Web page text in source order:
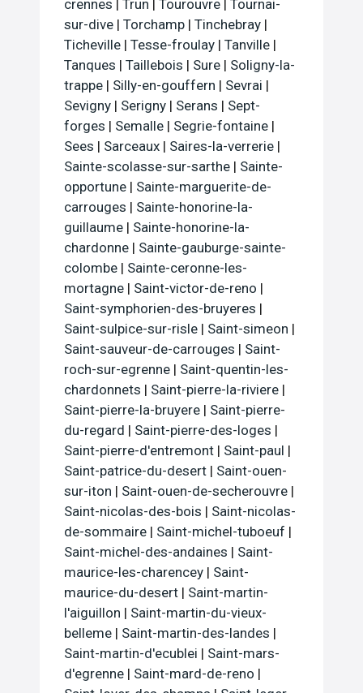
crennes | Trun | Tourouvre | Tournai-
sur-dive | Torchamp | Tinchebray |
Ticheville | Tesse-froulay | Tanville |
Tanques | Taillebois | Sure | Soligny-la-
trappe | Silly-en-gouffern | Sevrai |
Sevigny | Serigny | Serans | Sept-
forges | Semalle | Segrie-fontaine |
Sees | Sarceaux | Saires-la-verrerie |
Sainte-scolasse-sur-sarthe | Sainte-
opportune | Sainte-marguerite-de-
carrouges | Sainte-honorine-la-
guillaume | Sainte-honorine-la-
chardonne | Sainte-gauburge-sainte-
colombe | Sainte-ceronne-les-
mortagne | Saint-victor-de-reno |
Saint-symphorien-des-bruyeres |
Saint-sulpice-sur-risle | Saint-simeon |
Saint-sauveur-de-carrouges | Saint-
roch-sur-egrenne | Saint-quentin-les-
chardonnets | Saint-pierre-la-riviere |
Saint-pierre-la-bruyere | Saint-pierre-
du-regard | Saint-pierre-des-loges |
Saint-pierre-d'entremont | Saint-paul |
Saint-patrice-du-desert | Saint-ouen-
sur-iton | Saint-ouen-de-secherouvre |
Saint-nicolas-des-bois | Saint-nicolas-
de-sommaire | Saint-michel-tuboeuf |
Saint-michel-des-andaines | Saint-
maurice-les-charencey | Saint-
maurice-du-desert | Saint-martin-
l'aiguillon | Saint-martin-du-vieux-
belleme | Saint-martin-des-landes |
Saint-martin-d'ecublei | Saint-mars-
d'egrenne | Saint-mard-de-reno |